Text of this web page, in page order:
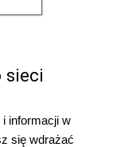
sieci
i informacji w
się wdrażać